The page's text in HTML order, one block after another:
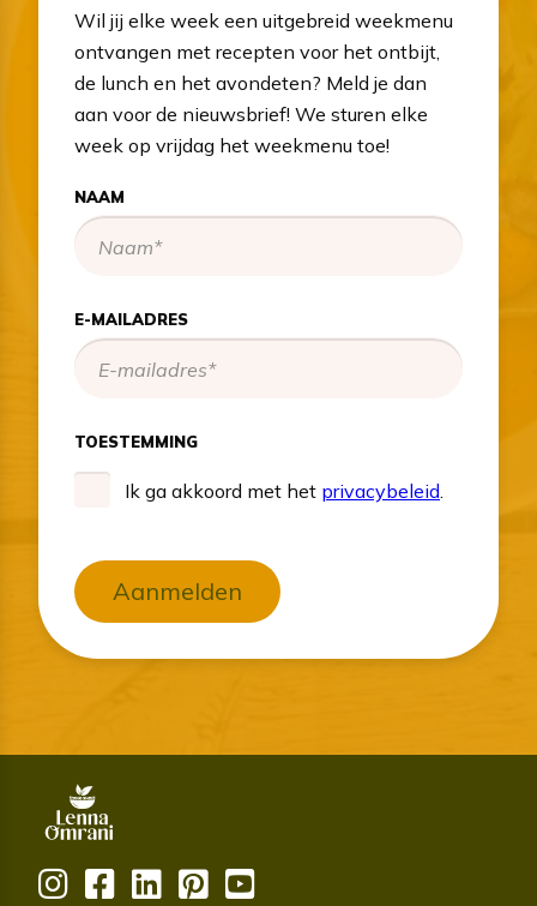
Wil jij elke week een uitgebreid weekmenu
ontvangen met recepten voor het ontbijt,
de lunch en het avondeten? Meld je dan
aan voor de nieuwsbrief! We sturen elke
week op vrijdag het weekmenu toe!
NAAM
E-MAILADRES
TOESTEMMING
Ik ga akkoord met het privacybeleid.
Aanmelden